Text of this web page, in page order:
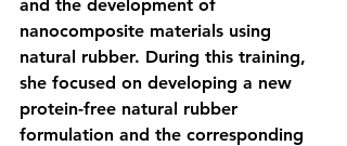
and the development of
nanocomposite materials using
natural rubber. During this training,
she focused on developing a new
protein-free natural rubber
formulation and the corresponding